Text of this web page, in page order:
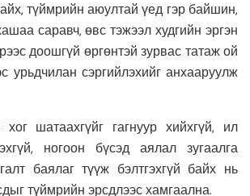
түймрийн аюултай үед гэр байшин,
саравч, өвс тэжээл худгийн эргэн
доошгүй өргөнтэй зурвас татаж ой
урьдчилан сэргийлэхийг анхааруулж
шатаахгүйг гагнуур хийхгүй, ил
ногоон бүсэд аялал зугаалга
баялаг түүж бэлтгэхгүй байх нь
түймрийн эрсдлээс хамгаална.